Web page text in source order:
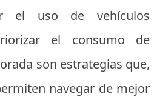
el uso de vehículos
el consumo de
son estrategias que,
navegar de mejor